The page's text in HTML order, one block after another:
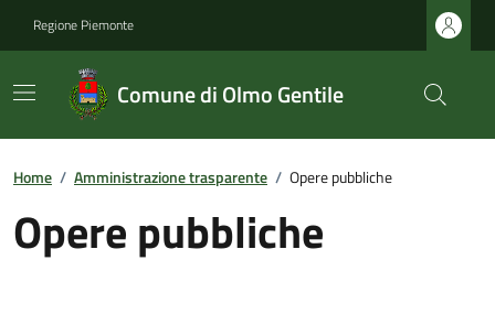
Regione Piemonte
Comune di Olmo Gentile
Home / Amministrazione trasparente / Opere pubbliche
Opere pubbliche